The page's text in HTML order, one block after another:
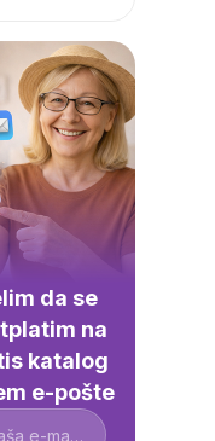
da se
na
katalog
e-pošte